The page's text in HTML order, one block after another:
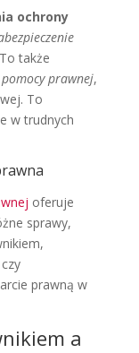
ochrony
także
prawnej,
To
w trudnych
oferuje
sprawy,
prawną w
a